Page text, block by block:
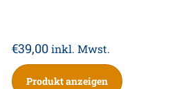
€39,00 inkl. Mwst.
Produkt anzeigen